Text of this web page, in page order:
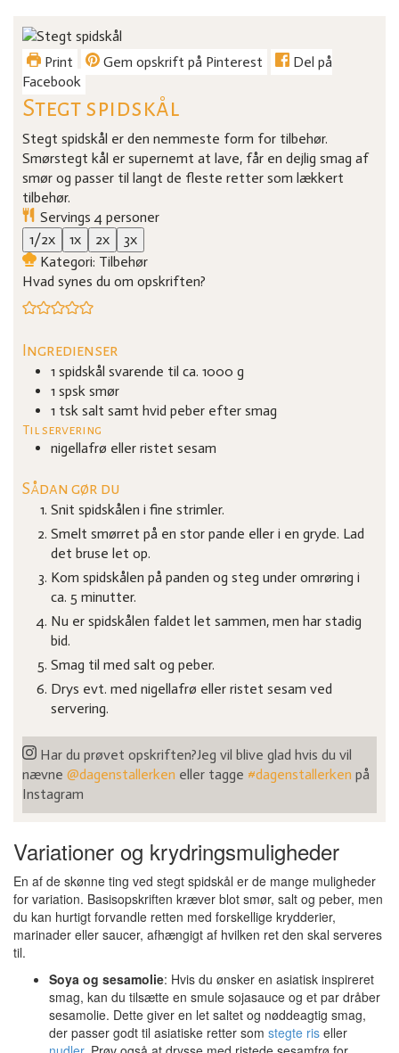
Print Gem opskrift på Pinterest
Del på
Facebook
Stegt spidskål
Stegt spidskål er den nemmeste form for tilbehør.
Smørstegt kål er supernemt at lave, får en dejlig smag af
smør og passer til langt de fleste retter som lækkert
tilbehør.
Servings4 personer
1/2x
1x 2x
3x
Kategori: Tilbehør
Hvad synes du om opskriften?
Ingredienser
1 spidskål svarende til ca. 1000 g
1 spsk smør
1 tsk salt samt hvid peber efter smag
Til servering
nigellafrø eller ristet sesam
Sådan gør du
Snit spidskålen i fine strimler.
Smelt smørret på en stor pande eller i en gryde. Lad
det bruse let op.
Kom spidskålen på panden og steg under omrøring i
ca. 5 minutter.
Nu er spidskålen faldet let sammen, men har stadig
bid.
Smag til med salt og peber.
Drys evt. med nigellafrø eller ristet sesam ved
servering.
Har du prøvet opskriften?Jeg vil blive glad hvis du vil
nævne @dagenstallerken eller tagge #dagenstallerken på
Instagram
Variationer og krydringsmuligheder
En af de skønne ting ved stegt spidskål er de mange muligheder
for variation. Basisopskriften kræver blot smør, salt og peber, men
du kan hurtigt forvandle retten med forskellige krydderier,
marinader eller saucer, afhængigt af hvilken ret den skal serveres
til.
Soya og sesamolie: Hvis du ønsker en asiatisk inspireret
smag, kan du tilsætte en smule sojasauce og et par dråber
sesamolie. Dette giver en let saltet og nøddeagtig smag,
der passer godt til asiatiske retter som stegte ris eller